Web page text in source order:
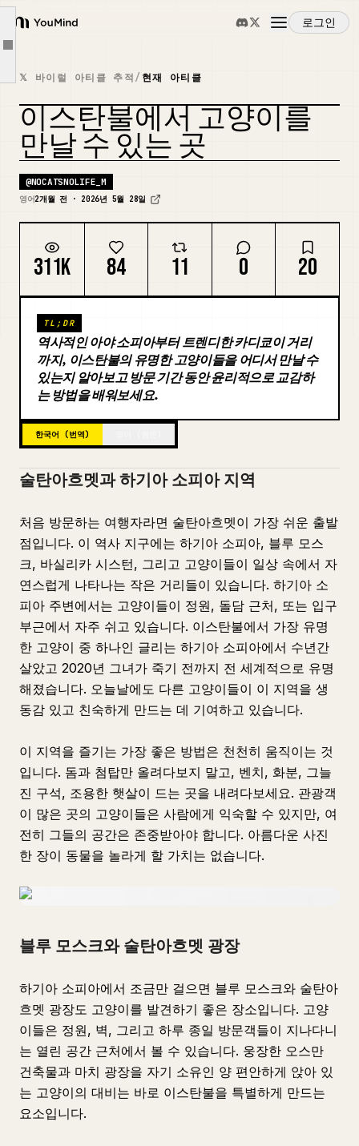
YouMind
로그인
개요
사용 사례
스킬
프롬프트
가격
다운로드
블로그
업데이트
Article outline
카라쾨이, 갈라타, 그리고 타워 주변 거리들
발라트와 페네르
프린스 아일랜드
이스탄불의 고양이들을 존중하며 만나는 방법
이스탄불의 고양이가 중요한 이유
𝕏 바이럴 아티클 추적/ 현재 아티클
이스탄불에서 고양이를
만날 수 있는 곳
@NOCATSNOLIFE_M
영어2개월 전 · 2026년 5월 28일
311K 84 11 0 20
TL;DR
역사적인 아야 소피아부터 트렌디한 카디쿄이 거리
까지, 이스탄불의 유명한 고양이들을 어디서 만날 수
있는지 알아보고 방문 기간 동안 윤리적으로 교감하
는 방법을 배워보세요.
한국어 (번역)
술탄아흐멧과 하기아 소피아 지역
처음 방문하는 여행자라면 술탄아흐멧이 가장 쉬운 출발
점입니다. 이 역사 지구에는 하기아 소피아, 블루 모스
크, 바실리카 시스턴, 그리고 고양이들이 일상 속에서 자
연스럽게 나타나는 작은 거리들이 있습니다. 하기아 소
피아 주변에서는 고양이들이 정원, 돌담 근처, 또는 입구
부근에서 자주 쉬고 있습니다. 이스탄불에서 가장 유명
한 고양이 중 하나인 글리는 하기아 소피아에서 수년간
살았고 2020년 그녀가 죽기 전까지 전 세계적으로 유명
해졌습니다. 오늘날에도 다른 고양이들이 이 지역을 생
동감 있고 친숙하게 만드는 데 기여하고 있습니다.
이 지역을 즐기는 가장 좋은 방법은 천천히 움직이는 것
입니다. 돔과 첨탑만 올려다보지 말고, 벤치, 화분, 그늘
진 구석, 조용한 햇살이 드는 곳을 내려다보세요. 관광객
이 많은 곳의 고양이들은 사람에게 익숙할 수 있지만, 여
전히 그들의 공간은 존중받아야 합니다. 아름다운 사진
한 장이 동물을 놀라게 할 가치는 없습니다.
블루 모스크와 술탄아흐멧 광장
하기아 소피아에서 조금만 걸으면 블루 모스크와 술탄아
흐멧 광장도 고양이를 발견하기 좋은 장소입니다. 고양
이들은 정원, 벽, 그리고 하루 종일 방문객들이 지나다니
는 열린 공간 근처에서 볼 수 있습니다. 웅장한 오스만
건축물과 마치 광장을 자기 소유인 양 편안하게 앉아 있
는 고양이의 대비는 바로 이스탄불을 특별하게 만드는
요소입니다.